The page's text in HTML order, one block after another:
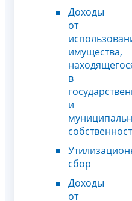
Доходы
от
имущества,
в
и
сбор
Доходы
от